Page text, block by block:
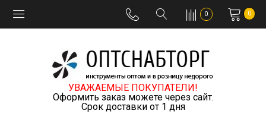
0 0
УВАЖАЕМЫЕ ПОКУПАТЕЛИ!
Оформить заказ можете через сайт.
Срок доставки от 1 дня